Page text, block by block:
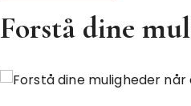
Forstå dine